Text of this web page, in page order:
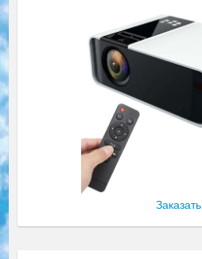
Заказать